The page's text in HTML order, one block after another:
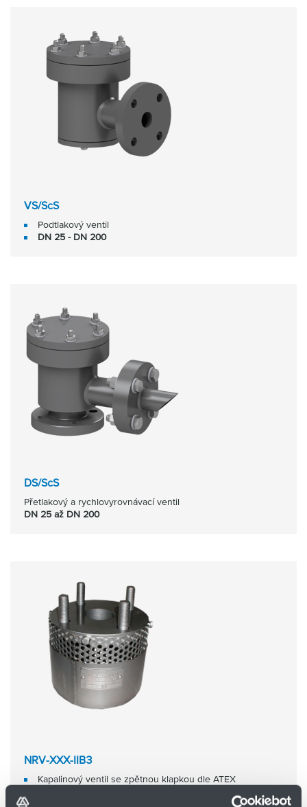
VS/ScS
Podtlakový ventil
DN 25 - DN 200
DS/ScS
Přetlakový a rychlovyrovnávací ventil
DN 25 až DN 200
NRV-XXX-IIB3
Kapalinový ventil se zpětnou klapkou dle ATEX